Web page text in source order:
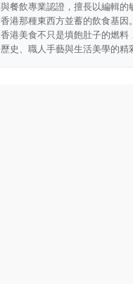
餐飲專業認證，擅長以編輯的
港那種東西方並蓄的飲食基因
港美食不只是填飽肚子的燃料
史、職人手藝與生活美學的精